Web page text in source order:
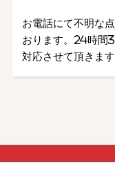
お電話にて不明な
おります。24時間
対応させて頂きます